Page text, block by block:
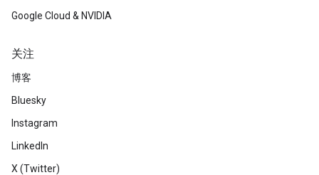
Google Cloud & NVIDIA
关注
博客
Bluesky
Instagram
LinkedIn
X (Twitter)